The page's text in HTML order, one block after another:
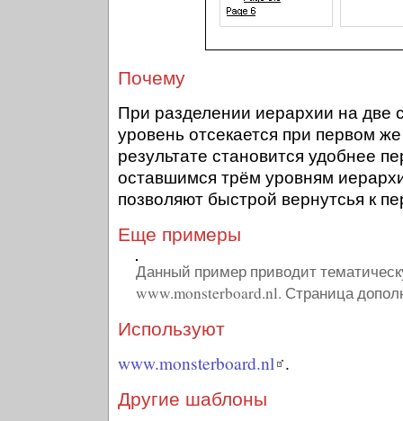
Почему
При разделении иерархии на две
уровень отсекается при первом
результате становится удобнее
оставшимся трём уровням
позволяют быстрой вернутсья к
Еще примеры
Данный пример приводит
www.monsterboard.nl. Страница
Используют
www.monsterboard.nl .
Другие шаблоны